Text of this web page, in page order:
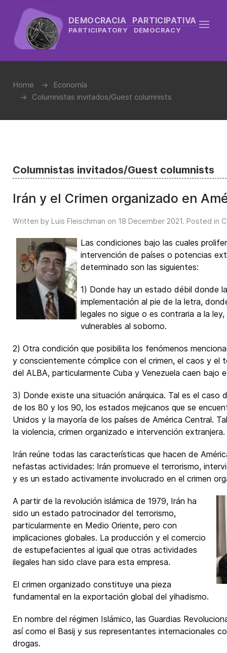
DEMOCRACIA PARTICIPATIVA
PARTICIPATORY DEMOCRACY
Home
Economía
Columnistas invitados/Guest columnists
Columnistas invitados/Guest columnists
Irán y el Crimen organizado en
Written by Luis Fleischman on 18 December 2021. Posted in
Las condiciones bajo las cuales
intervención de países o potencias
determinado son las siguientes:
1) Donde hay un estado débil donde
implementación al pie de la letra,
legales no sigue o es contraria a la
vulnerables al soborno.
2) Otra condición que posibilita los fenómenos
y conscientemente cómplice con el crimen, el caos y el
del ALBA, particularmente Cuba y Venezuela caen
3) Donde existe una situación anárquica. Tal es el caso
de los 80 y los 90, los estados mejicanos que se
Unidos y la mayoría de los países de América Central.
la violencia, crimen organizado e intervención extranjera.
Irán reúne todas las características que hacen de
nefastas actividades: Irán promueve el terrorismo,
y es un estado activamente involucrado en el crimen
A partir de la revolución islámica de 1979, Irán ha
sido un estado patrocinador del terrorismo,
particularmente en Medio Oriente, pero con
implicaciones globales. La producción y el comercio
de estupefacientes al igual que otras actividades
ilegales han sido clave para esta empresa.
El crimen organizado constituye una pieza
fundamental en la exportación global del yihadismo.
En nombre del régimen Islámico, las Guardias
así como el Basij y sus representantes internacionales
drogas.